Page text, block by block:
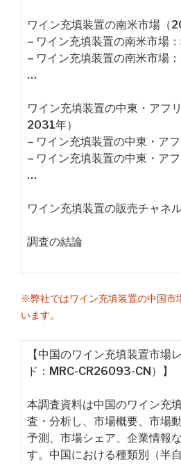
ワイン充填装置の南米市場（
– ワイン充填装置の南米市場
– ワイン充填装置の南米市場
…
ワイン充填装置の中東・アフ
2031年）
– ワイン充填装置の中東・ア
– ワイン充填装置の中東・ア
…
ワイン充填装置の販売チャネ
調査の結論
※弊社ではワイン充填装置の中国市
います。
【中国のワイン充填装置市場
ド：MRC-CR26093-CN）】
本調査資料は中国のワイン充
査・分析し、市場概要、市場
予測、市場シェア、企業情報
す。中国における種類別（半